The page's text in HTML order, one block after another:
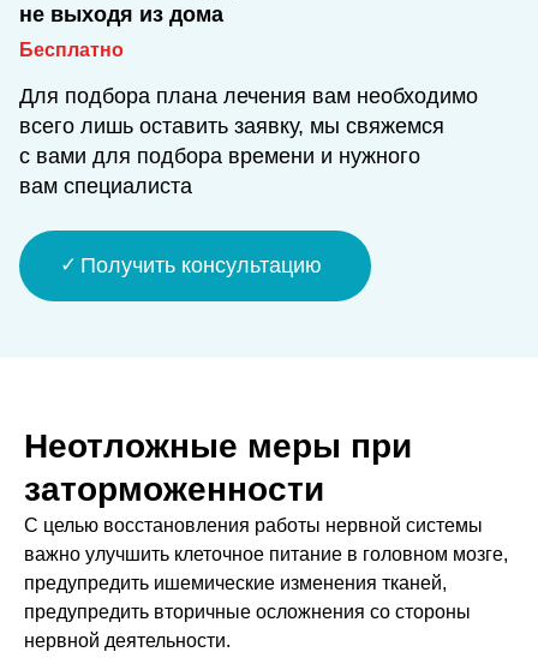
не выходя из дома
Бесплатно
Для подбора плана лечения вам необходимо
всего лишь оставить заявку, мы свяжемся
с вами для подбора времени и нужного
вам специалиста
Получить консультацию
Неотложные меры при
заторможенности
С целью восстановления работы нервной системы
важно улучшить клеточное питание в головном мозге,
предупредить ишемические изменения тканей,
предупредить вторичные осложнения со стороны
нервной деятельности.